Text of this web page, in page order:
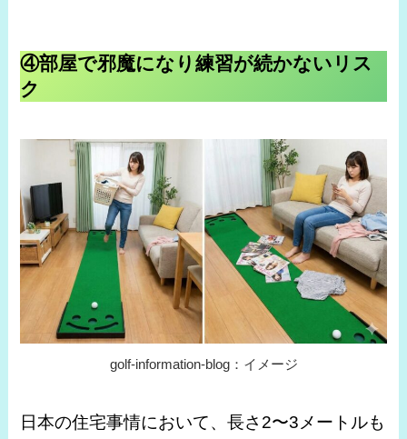
④部屋で邪魔になり練習が続かないリス
ク
golf-information-blog：イメージ
日本の住宅事情において、長さ2〜3メートルも